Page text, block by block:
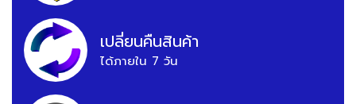
เปลี่ยนคืนสินค้า
ได้ภายใน 7 วัน